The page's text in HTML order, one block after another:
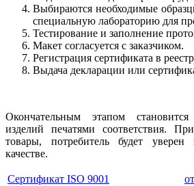
Выбираются необходимые
специальную лабораторию для
Тестирование и заполнение
Макет согласуется с заказчиком.
Регистрация сертификата в
Выдача декларации или
Окончательным этапом
изделий печатями соответствия.
товары, потребитель будет
качестве.
Сертификат ISO 9001